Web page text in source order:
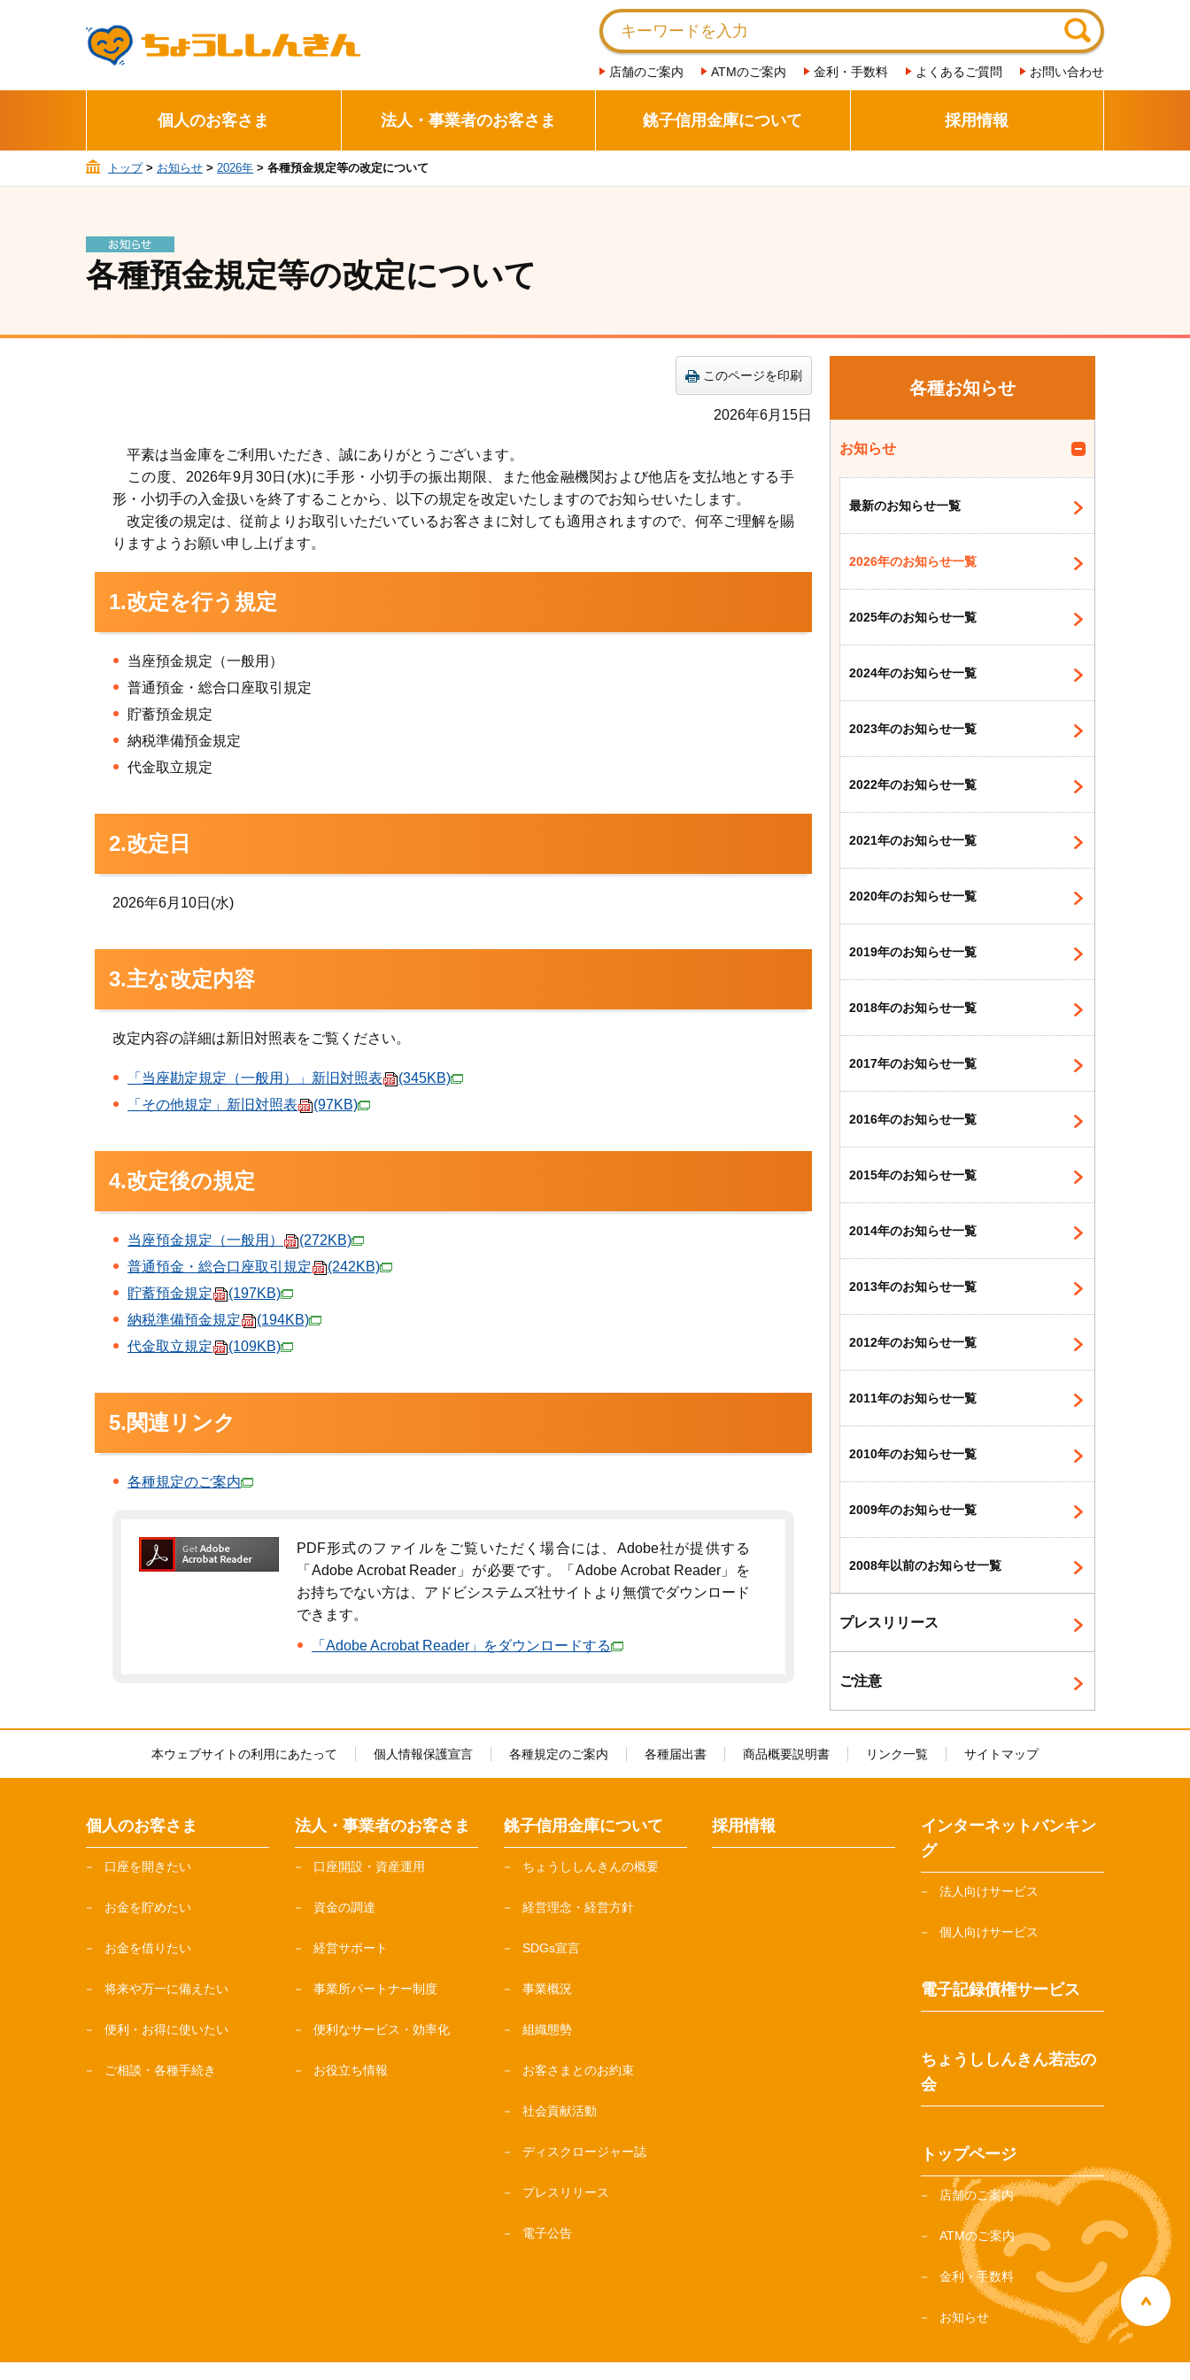
店舗のご案内 ATMのご案内 金利・手数料 よくあるご質問 お問い合わせ
個人のお客さま 法人・事業者のお客さま 銚子信用金庫について 採用情報
トップ> お知らせ > 2026年 > 各種預金規定等の改定について
各種預金規定等の改定について
このページを印刷
2026年6月15日
平素は当金庫をご利用いただき、誠にありがとうございます。
この度、2026年9月30日(水)に手形・小切手の振出期限、また他金融機関および他店を支払地とする手
形・小切手の入金扱いを終了することから、以下の規定を改定いたしますのでお知らせいたします。
改定後の規定は、従前よりお取引いただいているお客さまに対しても適用されますので、何卒ご理解を賜
りますようお願い申し上げます。
1.改定を行う規定
当座預金規定（一般用）
普通預金・総合口座取引規定
貯蓄預金規定
納税準備預金規定
代金取立規定
2.改定日
2026年6月10日(水)
3.主な改定内容
改定内容の詳細は新旧対照表をご覧ください。
「当座勘定規定（一般用）」新旧対照表
(345KB)
「その他規定」新旧対照表
(97KB)
4.改定後の規定
当座預金規定（一般用）
(272KB)
普通預金・総合口座取引規定
(242KB)
貯蓄預金規定
(197KB)
納税準備預金規定
(194KB)
代金取立規定
(109KB)
5.関連リンク
各種規定のご案内
PDF形式のファイルをご覧いただく場合には、Adobe社が提供する
「Adobe Acrobat Reader」が必要です。「Adobe Acrobat Reader」を
お持ちでない方は、アドビシステムズ社サイトより無償でダウンロード
できます。
「Adobe Acrobat Reader」をダウンロードする
各種お知らせ
お知らせ
最新のお知らせ一覧
2026年のお知らせ一覧
2025年のお知らせ一覧
2024年のお知らせ一覧
2023年のお知らせ一覧
2022年のお知らせ一覧
2021年のお知らせ一覧
2020年のお知らせ一覧
2019年のお知らせ一覧
2018年のお知らせ一覧
2017年のお知らせ一覧
2016年のお知らせ一覧
2015年のお知らせ一覧
2014年のお知らせ一覧
2013年のお知らせ一覧
2012年のお知らせ一覧
2011年のお知らせ一覧
2010年のお知らせ一覧
2009年のお知らせ一覧
2008年以前のお知らせ一覧
プレスリリース
ご注意
本ウェブサイトの利用にあたって 個人情報保護宣言 各種規定のご案内 各種届出書 商品概要説明書 リンク一覧 サイトマップ
個人のお客さま
口座を開きたい
お金を貯めたい
お金を借りたい
将来や万一に備えたい
便利・お得に使いたい
ご相談・各種手続き
法人・事業者のお客さま
口座開設・資産運用
資金の調達
経営サポート
事業所パートナー制度
便利なサービス・効率化
お役立ち情報
銚子信用金庫について
ちょうししんきんの概要
経営理念・経営方針
SDGs宣言
事業概況
組織態勢
お客さまとのお約束
社会貢献活動
ディスクロージャー誌
プレスリリース
電子公告
採用情報
インターネットバンキン
グ
法人向けサービス
個人向けサービス
電子記録債権サービス
ちょうししんきん若志の
会
トップページ
店舗のご案内
ATMのご案内
金利・手数料
お知らせ